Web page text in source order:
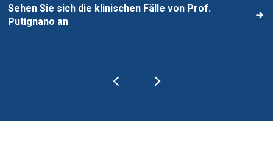
Sehen Sie sich die klinischen Fälle von Prof.
Putignano an